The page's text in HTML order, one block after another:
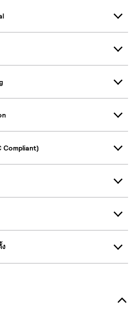
Compliant)